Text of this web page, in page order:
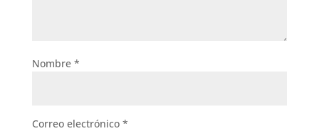
Nombre *
Correo electrónico *